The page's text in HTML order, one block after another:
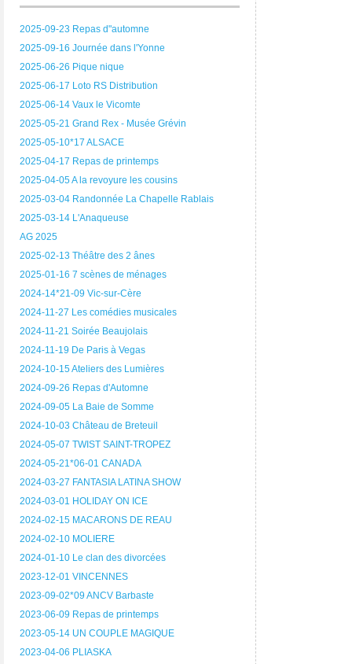
2025-09-23 Repas d"automne
2025-09-16 Journée dans l'Yonne
2025-06-26 Pique nique
2025-06-17 Loto RS Distribution
2025-06-14 Vaux le Vicomte
2025-05-21 Grand Rex - Musée Grévin
2025-05-10*17 ALSACE
2025-04-17 Repas de printemps
2025-04-05 A la revoyure les cousins
2025-03-04 Randonnée La Chapelle Rablais
2025-03-14 L'Anaqueuse
AG 2025
2025-02-13 Théâtre des 2 ânes
2025-01-16 7 scènes de ménages
2024-14*21-09 Vic-sur-Cère
2024-11-27 Les comédies musicales
2024-11-21 Soirée Beaujolais
2024-11-19 De Paris à Vegas
2024-10-15 Ateliers des Lumières
2024-09-26 Repas d'Automne
2024-09-05 La Baie de Somme
2024-10-03 Château de Breteuil
2024-05-07 TWIST SAINT-TROPEZ
2024-05-21*06-01 CANADA
2024-03-27 FANTASIA LATINA SHOW
2024-03-01 HOLIDAY ON ICE
2024-02-15 MACARONS DE REAU
2024-02-10 MOLIERE
2024-01-10 Le clan des divorcées
2023-12-01 VINCENNES
2023-09-02*09 ANCV Barbaste
2023-06-09 Repas de printemps
2023-05-14 UN COUPLE MAGIQUE
2023-04-06 PLIASKA